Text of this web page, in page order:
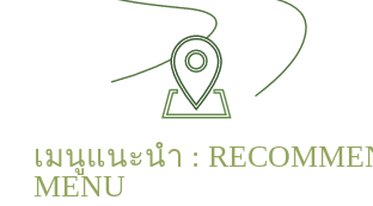
เมนูแนะนำ :
MENU